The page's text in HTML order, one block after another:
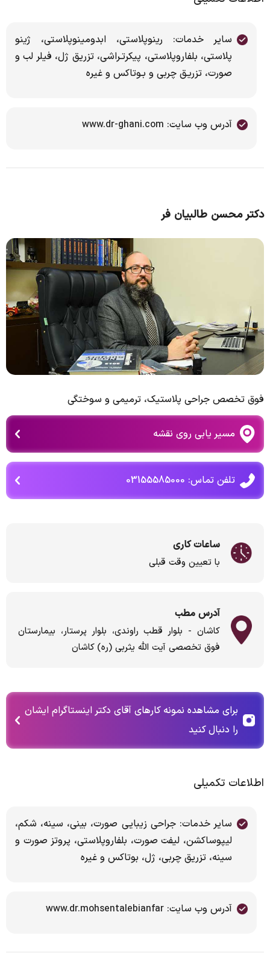
سایر خدمات: رینوپلاستی، ابدومینوپلاستی، ژینو
پلاستی، بلفاروپلاستی، پیکرتـراشی، تزریق ژل، فیلر لب و
صورت، تزریـق چربی و بـوتاکس و غیره
آدرس وب سایت: www.dr-ghani.com
دکتر محسن طالبیان فر
فوق تخصص جراحی پلاستیک، ترمیمی و سوختگی
مسیر یابی روی نقشه
تلفن تماس: 03155585000
ساعات کاری
با تعیین وقت قبلی
آدرس مطب
کاشان - بلوار قطب راوندی، بلوار پرستار، بیمارستان
فوق تخصصی آیت الله یثربی (ره) کاشان
برای مشاهده نمونه کارهای آقای دکتر اینستاگرام ایشان
را دنبال کنید
اطلاعات تکمیلی
سایر خدمات: جراحی زیبایی صورت، بینی، سینه، شکم،
لیپوساکشن، لیفت صورت، بلفاروپلاستی، پروتز صورت و
سینه، تزریق چربی، ژل، بوتاکس و غیره
آدرس وب سایت: www.dr.mohsentalebianfar